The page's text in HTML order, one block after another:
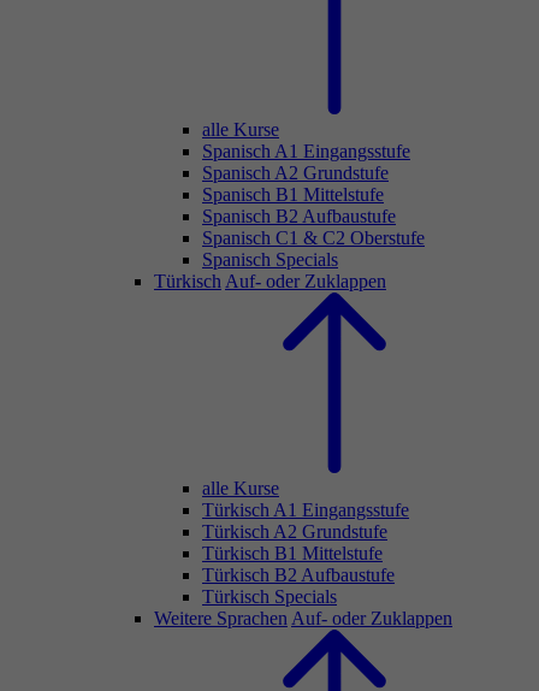
alle Kurse
Spanisch A1 Eingangsstufe
Spanisch A2 Grundstufe
Spanisch B1 Mittelstufe
Spanisch B2 Aufbaustufe
Spanisch C1 & C2 Oberstufe
Spanisch Specials
Türkisch Auf- oder Zuklappen
alle Kurse
Türkisch A1 Eingangsstufe
Türkisch A2 Grundstufe
Türkisch B1 Mittelstufe
Türkisch B2 Aufbaustufe
Türkisch Specials
Weitere Sprachen Auf- oder Zuklappen